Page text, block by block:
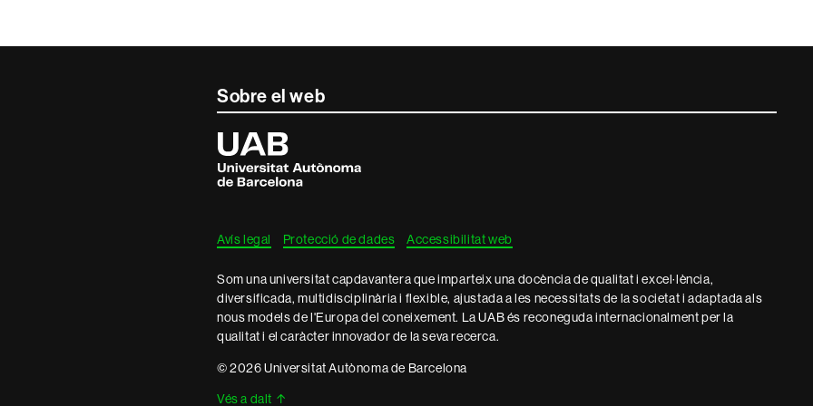
Sobre el web
Universitat
Autònoma
de
Barcelona
Avís legal Protecció de dades Accessibilitat web
Som una universitat capdavantera que imparteix una docència de qualitat i excel·lència,
diversificada, multidisciplinària i flexible, ajustada a les necessitats de la societat i adaptada als
nous models de l'Europa del coneixement. La UAB és reconeguda internacionalment per la
qualitat i el caràcter innovador de la seva recerca.
© 2026 Universitat Autònoma de Barcelona
Vés a dalt ↑